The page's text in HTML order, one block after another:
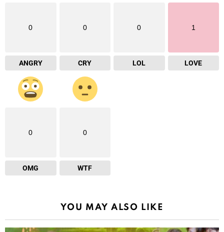
0
ANGRY
0
CRY
0
LOL
1
LOVE
0
OMG
0
WTF
YOU MAY ALSO LIKE